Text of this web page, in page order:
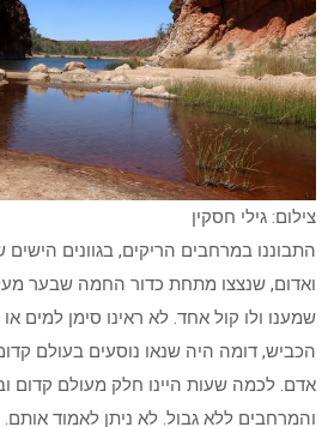
צילום: גילי חסקין
התבוננו במרחבים הריקים, בגוונים
ואדום, שנצצו מתחת כדור החמה שבער
שמענו ולו קול אחד. לא ראינו סימן למים
הכביש, דומה היה שנאו נוסעים בעולם
אדם. לכמה שעות היינו חלק מעולם קדום
והמרחבים ללא גבול. לא ניתן לאמוד